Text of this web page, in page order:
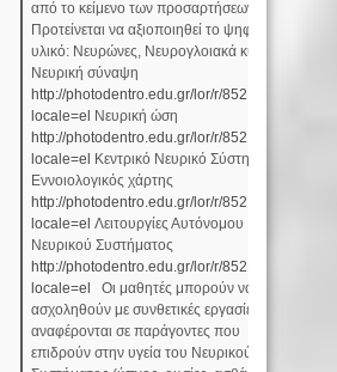
από το κείμενο των προσαρτήσεων.
Προτείνεται να αξιοποιηθεί το ψηφιακό
υλικό: Νευρώνες, Νευρογλοιακά κύτταρα,
Νευρική σύναψη
http://photodentro.edu.gr/lor/r/8521/6661?
locale=el Νευρική ώση
http://photodentro.edu.gr/lor/r/8521/6662?
locale=el Κεντρικό Νευρικό Σύστημα:
Εννοιολογικός χάρτης
http://photodentro.edu.gr/lor/r/8521/3154?
locale=el Λειτουργίες Αυτόνομου
Νευρικού Συστήματος
http://photodentro.edu.gr/lor/r/8521/1286?
locale=el Οι μαθητές μπορούν να
ασχοληθούν με συνθετικές εργασίες που
αναφέρονται σε παράγοντες που
επιδρούν στην υγεία του Νευρικού